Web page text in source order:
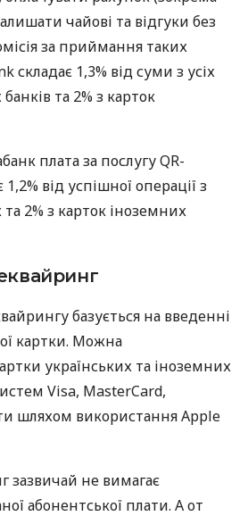
чайові та відгуки без
за приймання таких
складає 1,3% від суми з усіх
та 2% з карток
плата за послугу QR-
від успішної операції з
та 2% з карток іноземних
базується на введенні
картки. Можна
українських та іноземних
Visa, MasterCard,
шляхом використання Apple
зазвичай не вимагає
абонентської плати. А от